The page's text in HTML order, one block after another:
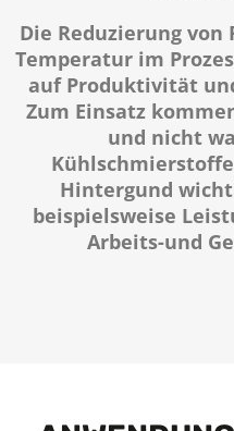
Die Reduzierung von
Temperatur im
auf Produktivität
Zum Einsatz
und nicht
Hintergund
beispielsweise
Arbeits-und